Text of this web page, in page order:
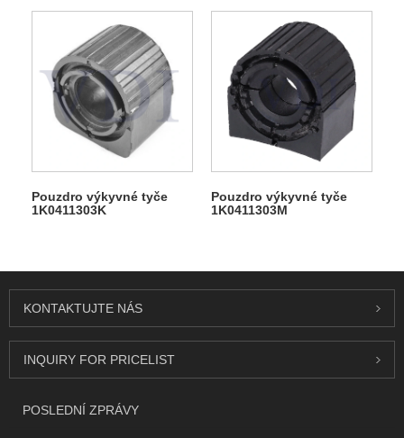
Pouzdro výkyvné tyče
1K0411303K
Pouzdro výkyvné tyče
1K0411303M
KONTAKTUJTE NÁS
INQUIRY FOR PRICELIST
POSLEDNÍ ZPRÁVY